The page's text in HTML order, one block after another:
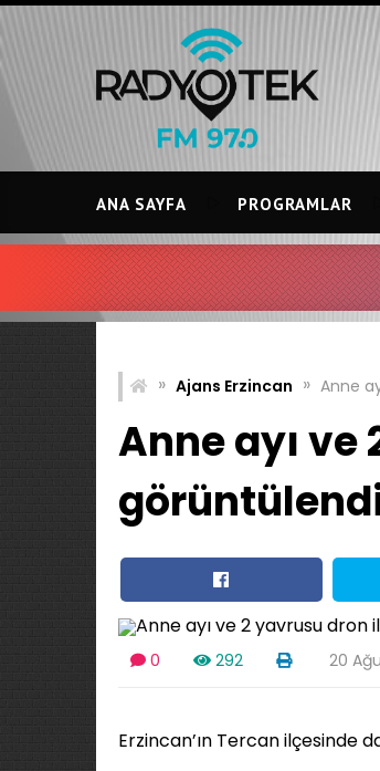
Skip
to
content
ANA SAYFA PROGRAMLAR
» Ajans Erzincan » Anne
Anne ayı
0 292 20
Erzincan’ın Tercan ilçesinde